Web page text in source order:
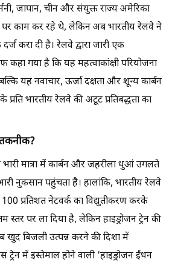
जापान, चीन और संयुक्त राज्य अमेरिका
काम कर रहे थे, लेकिन अब भारतीय रेलवे ने
करा दी है। रेलवे द्वारा जारी एक
गया है कि यह महत्वाकांक्षी परियोजना
यह नवाचार, ऊर्जा दक्षता और शून्य कार्बन
के प्रति भारतीय रेलवे की अटूट प्रतिबद्धता का
मात्रा में कार्बन और जहरीला धुआं उगलते
नुकसान पहुंचता है। हालांकि, भारतीय रेलवे
प्रतिशत नेटवर्क का विद्युतीकरण करके
स्तर पर ला दिया है, लेकिन हाइड्रोजन ट्रेन की
बिजली उत्पन्न करने की दिशा में
ट्रेन में इस्तेमाल होने वाली 'हाइड्रोजन ईंधन